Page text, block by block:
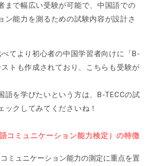
まで幅広い受験が可能で、中国語での
ン能力を測るための試験内容が設計さ
べてより初心者の中国学習者向けに「B-
トも作成されており、こちらも受験が
語を学びたいという方は、B-TECCの試
ックしてみてくださいね！
コミュニケーション能力検定）の特徴
ミュニケーション能力の測定に重点を置